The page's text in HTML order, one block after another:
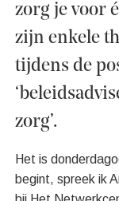
zorg je voor
zijn enkele
tijdens de
zorg’.
Het is
begint, spreek ik